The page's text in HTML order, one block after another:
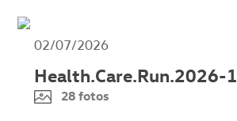
02/07/2026
Health.Care.Run.2026-1
28 fotos